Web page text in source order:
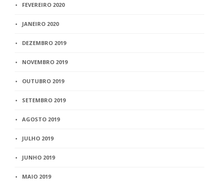
FEVEREIRO 2020
JANEIRO 2020
DEZEMBRO 2019
NOVEMBRO 2019
OUTUBRO 2019
SETEMBRO 2019
AGOSTO 2019
JULHO 2019
JUNHO 2019
MAIO 2019